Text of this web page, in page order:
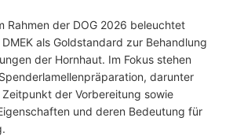
Rahmen der DOG 2026 beleuchtet
als Goldstandard zur Behandlung
der Hornhaut. Im Fokus stehen
darunter
der Vorbereitung sowie
und deren Bedeutung für